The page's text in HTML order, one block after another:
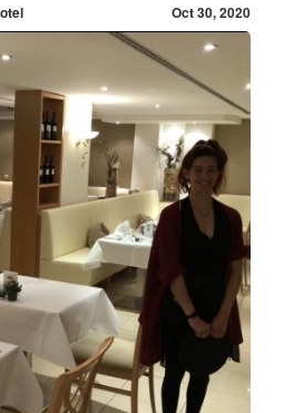
Oct 30, 2020